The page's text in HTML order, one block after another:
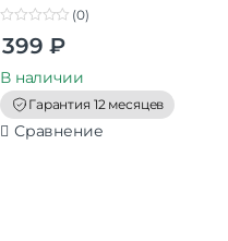
o
t
o
f
5
(0)
399 ₽
В наличии
Гарантия 12 месяцев
Сравнение